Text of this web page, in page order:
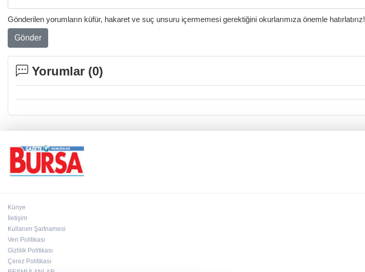
Gönderilen yorumların küfür, hakaret ve suç unsuru içermemesi gerektiğini okurlarımıza önemle hatırlatırız!
Gönder
Yorumlar (0)
Künye
İletişim
Kullanım Şartnamesi
Veri Politikası
Gizlilik Politikası
Çerez Politikası